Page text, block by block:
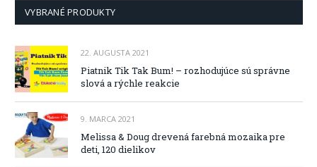
VYBRANÉ PRODUKTY
22. AUGUSTA 2021
Piatnik Tik Tak Bum! – rozhodujúce sú správne
slová a rýchle reakcie
9. MARCA 2021
Melissa & Doug drevená farebná mozaika pre
deti, 120 dielikov